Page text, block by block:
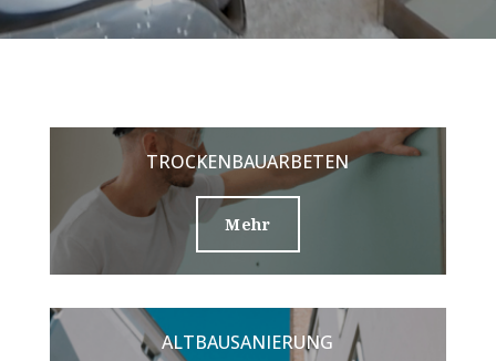
TROCKENBAUARBETEN
Mehr
ALTBAUSANIERUNG